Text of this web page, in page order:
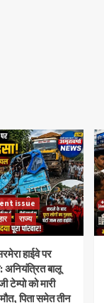
issue
राज्य
हाईवे पर
अनियंत्रित बालू
को मारी
पिता समेत तीन